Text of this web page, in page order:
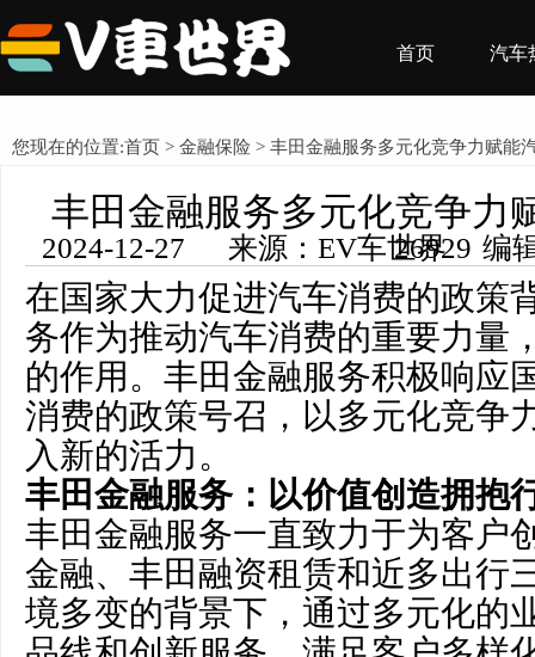
首页 汽车
您现在的位置:首页 > 金融保险 > 丰田金融服务多元化竞争力赋能
丰田金融服务多元化竞争力
2024-12-27 来源：EV车世界 编辑：王希然 浏览量： 26929
在国家大力促进汽车消费的政策
务作为推动汽车消费的重要力量
的作用。丰田金融服务积极响应
消费的政策号召，以多元化竞争
入新的活力。
丰田金融服务：以价值创造拥抱
丰田金融服务一直致力于为客户
金融、丰田融资租赁和近多出行
境多变的背景下，通过多元化的